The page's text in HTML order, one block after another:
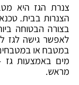
צנרת הגז היא
הצנרות בבית.
בצורה הבטוחה
לאפשר גישה לגז
במטבח או
מים באמצעות
מראש.